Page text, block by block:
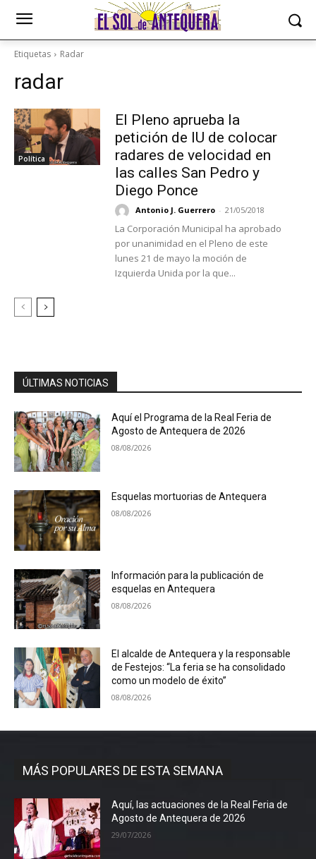
Etiquetas Radar
radar
Política
El Pleno aprueba la
petición de IU de colocar
radares de velocidad en
las calles San Pedro y
Diego Ponce
Antonio J. Guerrero - 21/05/2018
La Corporación Municipal ha aprobado
por unanimidad en el Pleno de este
lunes 21 de mayo la moción de
Izquierda Unida por la que...
ÚLTIMAS NOTICIAS
Aquí el Programa de la Real Feria de
Agosto de Antequera de 2026
08/08/2026
Esquelas mortuorias de Antequera
08/08/2026
Información para la publicación de
esquelas en Antequera
08/08/2026
El alcalde de Antequera y la responsable
de Festejos: “La feria se ha consolidado
como un modelo de éxito”
08/08/2026
MÁS POPULARES DE ESTA SEMANA
Aquí, las actuaciones de la Real Feria de
Agosto de Antequera de 2026
29/07/2026